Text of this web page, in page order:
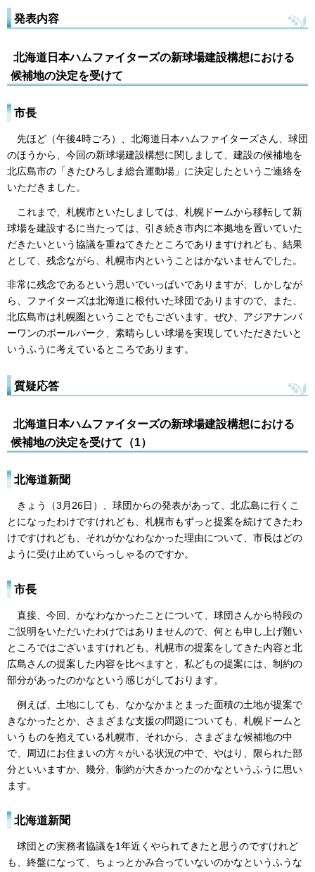
発表内容
北海道日本ハムファイターズの新球場建設構想における
候補地の決定を受けて
市長
先ほど（午後4時ごろ）、北海道日本ハムファイターズさん、球団
のほうから、今回の新球場建設構想に関しまして、建設の候補地を
北広島市の「きたひろしま総合運動場」に決定したというご連絡を
いただきました。
これまで、札幌市といたしましては、札幌ドームから移転して新
球場を建設するに当たっては、引き続き市内に本拠地を置いていた
だきたいという協議を重ねてきたところでありますけれども、結果
として、残念ながら、札幌市内ということはかないませんでした。
非常に残念であるという思いでいっぱいでありますが、しかしなが
ら、ファイターズは北海道に根付いた球団でありますので、また、
北広島市は札幌圏ということでもございます。ぜひ、アジアナンバ
ーワンのボールパーク、素晴らしい球場を実現していただきたいと
いうふうに考えているところであります。
質疑応答
北海道日本ハムファイターズの新球場建設構想における
候補地の決定を受けて（1）
北海道新聞
きょう（3月26日）、球団からの発表があって、北広島に行くこ
とになったわけですけれども、札幌市もずっと提案を続けてきたわ
けですけれども、それがかなわなかった理由について、市長はどの
ように受け止めていらっしゃるのですか。
市長
直接、今回、かなわなかったことについて、球団さんから特段の
ご説明をいただいたわけではありませんので、何とも申し上げ難い
ところではございますけれども、札幌市の提案をしてきた内容と北
広島さんの提案した内容を比べますと、私どもの提案には、制約の
部分があったのかなという感じがしております。
例えば、土地にしても、なかなかまとまった面積の土地が提案で
きなかったとか、さまざまな支援の問題についても、札幌ドームと
いうものを抱えている札幌市、それから、さまざまな候補地の中
で、周辺にお住まいの方々がいる状況の中で、やはり、限られた部
分といいますか、幾分、制約が大きかったのかなというふうに思い
ます。
北海道新聞
球団との実務者協議を1年近くやられてきたと思うのですけれど
も、終盤になって、ちょっとかみ合っていないのかなというふうな